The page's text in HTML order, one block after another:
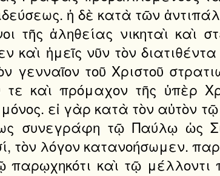
ἡ δὲ κατὰ τῶν
τῆς ἀληθείας νικηταὶ καὶ
καὶ ἡμεῖς νῦν τὸν
γενναῖον τοῦ Χριστοῦ
τε καὶ πρόμαχον τῆς ὑπὲρ
εἰ γὰρ κατὰ τὸν αὐτὸν
συνεγράφη τῷ Παύλῳ ὡς
τὸν λόγον κατανοήσωμεν.
καὶ τῷ μέλλοντι